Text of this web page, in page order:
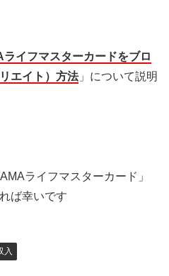
ライフマスターカードをブロ
エイト）方法」について説明
ライフマスターカード」
ば幸いです
入